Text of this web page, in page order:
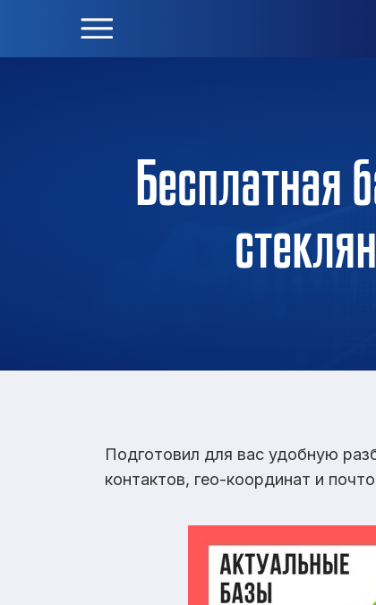
Бесплатная
Подготовил для вас удобную
контактов, гео-координат и